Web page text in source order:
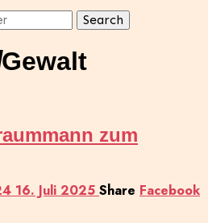
Gewalt
zum
16. Juli 2025 Share Facebook